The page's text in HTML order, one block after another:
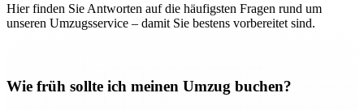
Hier finden Sie Antworten auf die häufigsten Fragen rund um
unseren Umzugsservice – damit Sie bestens vorbereitet sind.
Wie früh sollte ich meinen Umzug buchen?